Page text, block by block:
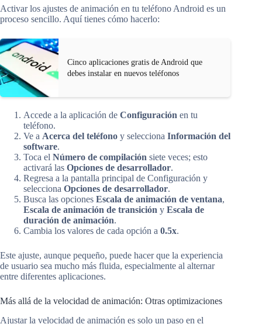
Activar los ajustes de animación en tu teléfono Android es un
proceso sencillo. Aquí tienes cómo hacerlo:
Cinco aplicaciones gratis de Android que
debes instalar en nuevos teléfonos
Accede a la aplicación de Configuración en tu
teléfono.
Ve a Acerca del teléfono y selecciona Información del
software.
Toca el Número de compilación siete veces; esto
activará las Opciones de desarrollador.
Regresa a la pantalla principal de Configuración y
selecciona Opciones de desarrollador.
Busca las opciones Escala de animación de ventana,
Escala de animación de transición y Escala de
duración de animación.
Cambia los valores de cada opción a 0.5x.
Este ajuste, aunque pequeño, puede hacer que la experiencia
de usuario sea mucho más fluida, especialmente al alternar
entre diferentes aplicaciones.
Más allá de la velocidad de animación: Otras optimizaciones
Ajustar la velocidad de animación es solo un paso en el